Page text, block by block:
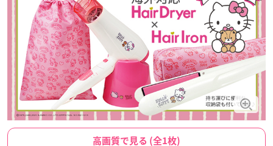
高画質で見る (全1枚)